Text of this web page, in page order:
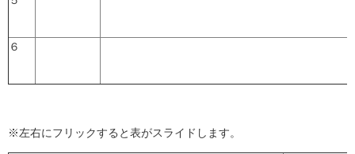
６
※左右にフリックすると表がスライドします。